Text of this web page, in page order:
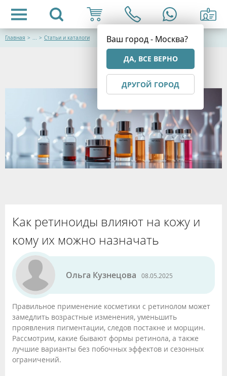
Ваш город - Москва?
ДА, ВСЕ ВЕРНО
ДРУГОЙ ГОРОД
Главная > ... > Статьи и каталоги
Как ретиноиды влияют на кожу и
кому их можно назначать
Ольга Кузнецова 08.05.2025
Правильное применение косметики с ретинолом может
замедлить возрастные изменения, уменьшить
проявления пигментации, следов постакне и морщин.
Рассмотрим, какие бывают формы ретинола, а также
лучшие варианты без побочных эффектов и сезонных
ограничений.